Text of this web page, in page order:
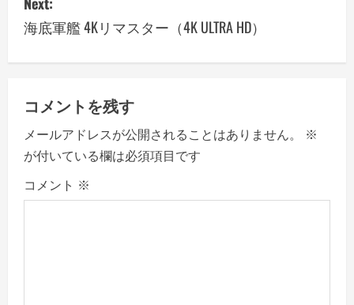
n
a
i
g
a
海底軍艦 4Kリマスター（4K ULTRA HD）
コメントを残す
メールアドレスが公開されることはありません。
※
が付いている欄は必須項目です
コメント ※